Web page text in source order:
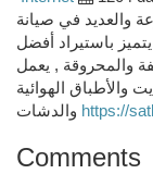
والعديد في صيانة
باستيراد أفضل
والمحروقة , يعمل
والأطباق الهوائية
https://
Comments